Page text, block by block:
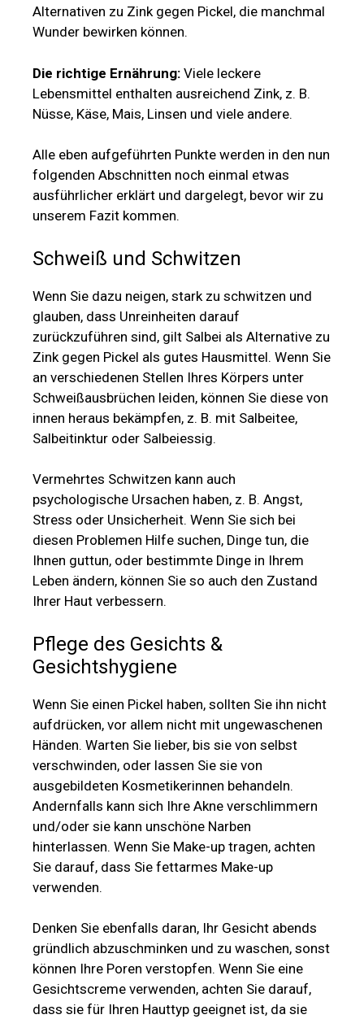
Alternativen zu Zink gegen Pickel, die manchmal
Wunder bewirken können.
Die richtige Ernährung: Viele leckere
Lebensmittel enthalten ausreichend Zink, z. B.
Nüsse, Käse, Mais, Linsen und viele andere.
Alle eben aufgeführten Punkte werden in den nun
folgenden Abschnitten noch einmal etwas
ausführlicher erklärt und dargelegt, bevor wir zu
unserem Fazit kommen.
Schweiß und Schwitzen
Wenn Sie dazu neigen, stark zu schwitzen und
glauben, dass Unreinheiten darauf
zurückzuführen sind, gilt Salbei als Alternative zu
Zink gegen Pickel als gutes Hausmittel. Wenn Sie
an verschiedenen Stellen Ihres Körpers unter
Schweißausbrüchen leiden, können Sie diese von
innen heraus bekämpfen, z. B. mit Salbeitee,
Salbeitinktur oder Salbeiessig.
Vermehrtes Schwitzen kann auch
psychologische Ursachen haben, z. B. Angst,
Stress oder Unsicherheit. Wenn Sie sich bei
diesen Problemen Hilfe suchen, Dinge tun, die
Ihnen guttun, oder bestimmte Dinge in Ihrem
Leben ändern, können Sie so auch den Zustand
Ihrer Haut verbessern.
Pflege des Gesichts &
Gesichtshygiene
Wenn Sie einen Pickel haben, sollten Sie ihn nicht
aufdrücken, vor allem nicht mit ungewaschenen
Händen. Warten Sie lieber, bis sie von selbst
verschwinden, oder lassen Sie sie von
ausgebildeten Kosmetikerinnen behandeln.
Andernfalls kann sich Ihre Akne verschlimmern
und/oder sie kann unschöne Narben
hinterlassen. Wenn Sie Make-up tragen, achten
Sie darauf, dass Sie fettarmes Make-up
verwenden.
Denken Sie ebenfalls daran, Ihr Gesicht abends
gründlich abzuschminken und zu waschen, sonst
können Ihre Poren verstopfen. Wenn Sie eine
Gesichtscreme verwenden, achten Sie darauf,
dass sie für Ihren Hauttyp geeignet ist, da sie